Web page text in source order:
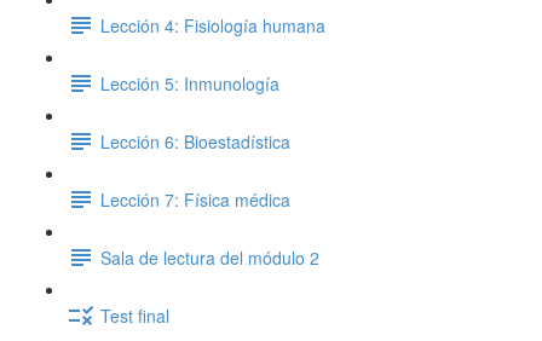
Lección 4: Fisiología humana
Lección 5: Inmunología
Lección 6: Bioestadística
Lección 7: Física médica
Sala de lectura del módulo 2
Test final